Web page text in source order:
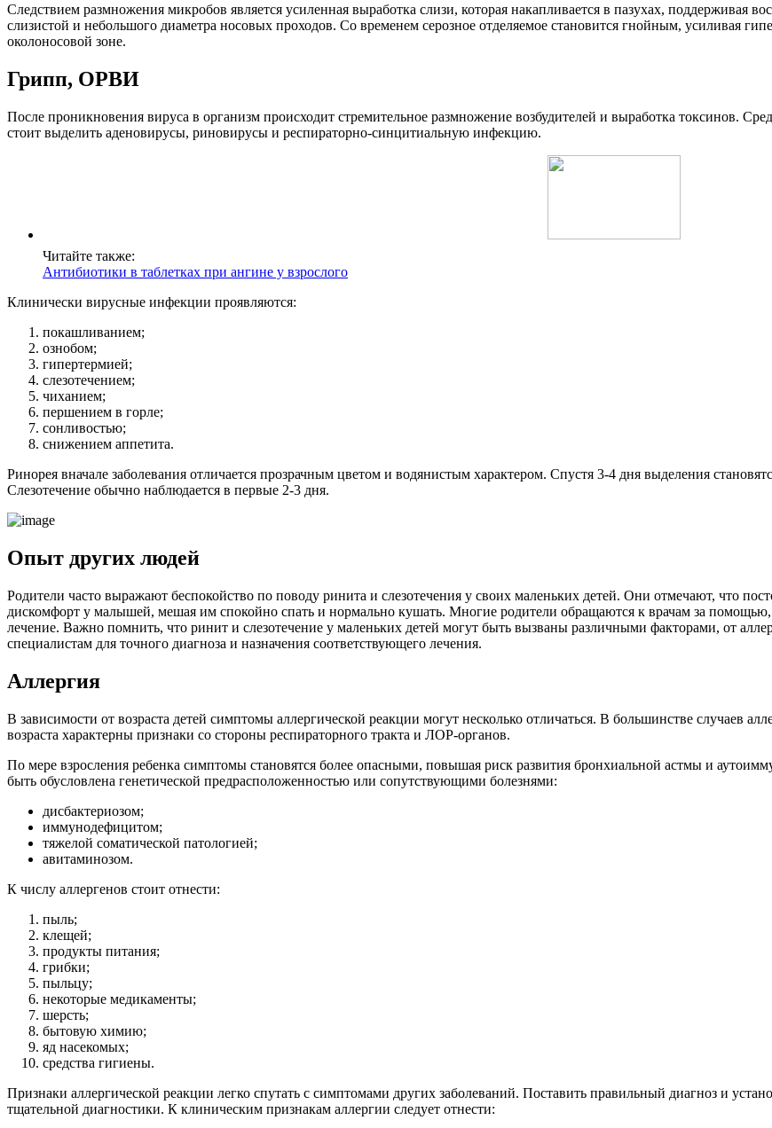
Следствием размножения микробов является усиленная выработка слизи, которая накапливается в пазухах, поддерживая
слизистой и небольшого диаметра носовых проходов. Со временем серозное отделяемое становится гнойным, усиливая
околоносовой зоне.
Грипп, ОРВИ
После проникновения вируса в организм происходит стремительное размножение возбудителей и выработка токсинов.
стоит выделить аденовирусы, риновирусы и респираторно-синцитиальную инфекцию.
Читайте также:
Антибиотики в таблетках при ангине у взрослого
Клинически вирусные инфекции проявляются:
покашливанием;
ознобом;
гипертермией;
слезотечением;
чиханием;
першением в горле;
сонливостью;
снижением аппетита.
Ринорея вначале заболевания отличается прозрачным цветом и водянистым характером. Спустя 3-4 дня выделения
Слезотечение обычно наблюдается в первые 2-3 дня.
Опыт других людей
Родители часто выражают беспокойство по поводу ринита и слезотечения у своих маленьких детей. Они отмечают, что
дискомфорт у малышей, мешая им спокойно спать и нормально кушать. Многие родители обращаются к врачам за
лечение. Важно помнить, что ринит и слезотечение у маленьких детей могут быть вызваны различными факторами, от
специалистам для точного диагноза и назначения соответствующего лечения.
Аллергия
В зависимости от возраста детей симптомы аллергической реакции могут несколько отличаться. В большинстве случаев
возраста характерны признаки со стороны респираторного тракта и ЛОР-органов.
По мере взросления ребенка симптомы становятся более опасными, повышая риск развития бронхиальной астмы и
быть обусловлена генетической предрасположенностью или сопутствующими болезнями:
дисбактериозом;
иммунодефицитом;
тяжелой соматической патологией;
авитаминозом.
К числу аллергенов стоит отнести:
пыль;
клещей;
продукты питания;
грибки;
пыльцу;
некоторые медикаменты;
шерсть;
бытовую химию;
яд насекомых;
средства гигиены.
Признаки аллергической реакции легко спутать с симптомами других заболеваний. Поставить правильный диагноз и
тщательной диагностики. К клиническим признакам аллергии следует отнести: